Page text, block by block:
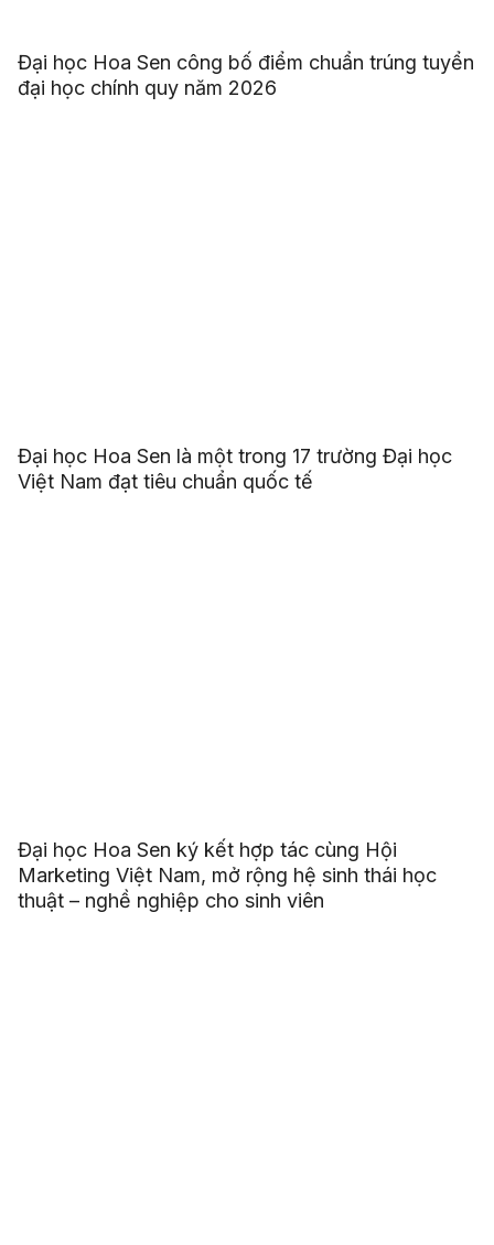
Đại học Hoa Sen công bố điểm chuẩn trúng tuyển
đại học chính quy năm 2026
Đại học Hoa Sen là một trong 17 trường Đại học
Việt Nam đạt tiêu chuẩn quốc tế
Đại học Hoa Sen ký kết hợp tác cùng Hội
Marketing Việt Nam, mở rộng hệ sinh thái học
thuật – nghề nghiệp cho sinh viên